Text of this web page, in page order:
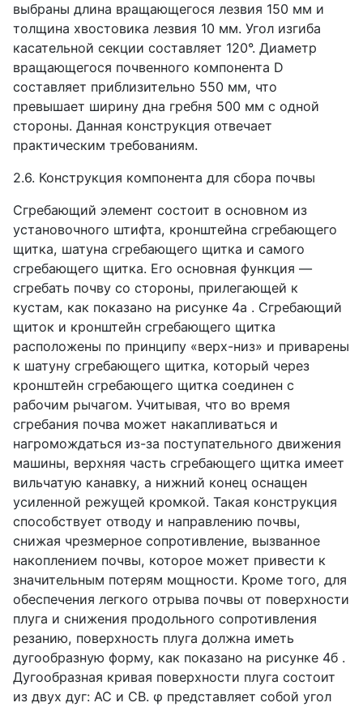
выбраны длина вращающегося лезвия 150 мм и
толщина хвостовика лезвия 10 мм. Угол изгиба
касательной секции составляет 120°. Диаметр
вращающегося почвенного компонента D
составляет приблизительно 550 мм, что
превышает ширину дна гребня 500 мм с одной
стороны. Данная конструкция отвечает
практическим требованиям.
2.6. Конструкция компонента для сбора почвы
Сгребающий элемент состоит в основном из
установочного штифта, кронштейна сгребающего
щитка, шатуна сгребающего щитка и самого
сгребающего щитка. Его основная функция —
сгребать почву со стороны, прилегающей к
кустам, как показано на рисунке 4а . Сгребающий
щиток и кронштейн сгребающего щитка
расположены по принципу «верх-низ» и приварены
к шатуну сгребающего щитка, который через
кронштейн сгребающего щитка соединен с
рабочим рычагом. Учитывая, что во время
сгребания почва может накапливаться и
нагромождаться из-за поступательного движения
машины, верхняя часть сгребающего щитка имеет
вильчатую канавку, а нижний конец оснащен
усиленной режущей кромкой. Такая конструкция
способствует отводу и направлению почвы,
снижая чрезмерное сопротивление, вызванное
накоплением почвы, которое может привести к
значительным потерям мощности. Кроме того, для
обеспечения легкого отрыва почвы от поверхности
плуга и снижения продольного сопротивления
резанию, поверхность плуга должна иметь
дугообразную форму, как показано на рисунке 4б .
Дугообразная кривая поверхности плуга состоит
из двух дуг: AC и CB. φ представляет собой угол